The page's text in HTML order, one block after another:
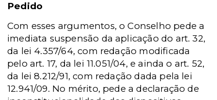
Pedido
Com esses argumentos, o Conselho pede a
imediata suspensão da aplicação do art. 32,
da lei 4.357/64, com redação modificada
pelo art. 17, da lei 11.051/04, e ainda o art. 52,
da lei 8.212/91, com redação dada pela lei
12.941/09. No mérito, pede a declaração de